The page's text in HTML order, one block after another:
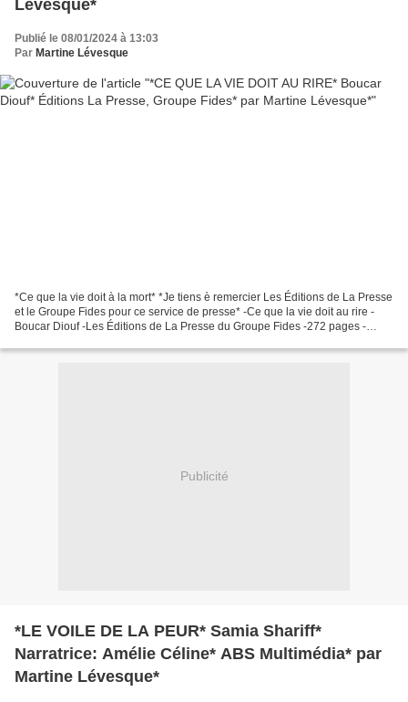
Lévesque*
Publié le 08/01/2024 à 13:03
Par Martine Lévesque
*Ce que la vie doit à la mort* *Je tiens è remercier Les Éditions de La Presse
et le Groupe Fides pour ce service de presse* -Ce que la vie doit au rire -
Boucar Diouf -Les Éditions de La Presse du Groupe Fides -272 pages -
Publicité
*LE VOILE DE LA PEUR* Samia Shariff*
Narratrice: Amélie Céline* ABS Multimédia* par
Martine Lévesque*